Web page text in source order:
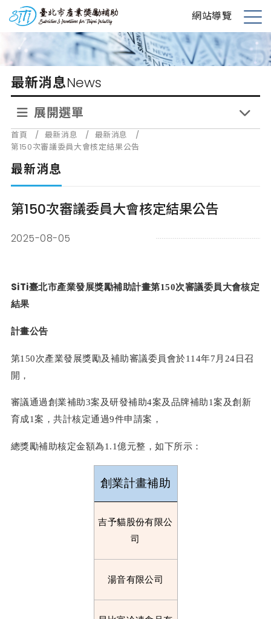
到
要
內
台北市產業獎勵補助 網站導覽
展
開
選
單
最新消息News
展開選單
首頁 / 最新消息 / 最新消息
/
第150次審議委員大會核定結果公告
最新消息
第150次審議委員大會核定結果公告
2025-08-05
SiTi臺北市產業發展獎勵補助計畫第150次審議委員大會核定
結果
計畫公告
第150次產業發展獎勵及補助審議委員會於114年7 月 24 日召
開，
審議通過創業補助3案及研發補助4案及品牌補助1案及創新
育成1案，共計核定通過9件申請案，
總獎勵補助核定金額為1.1億元整，如下所示：
創業計畫補助
吉予貓股份有限公
司
湯音有限公司